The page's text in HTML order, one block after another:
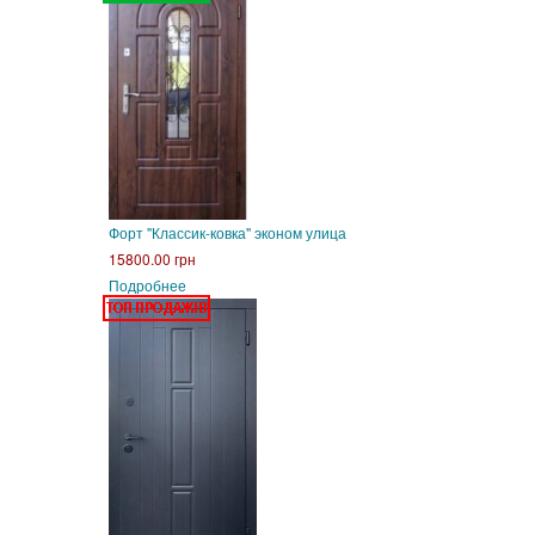
Форт "Классик-ковка" эконом улица
15800.00 грн
Подробнее